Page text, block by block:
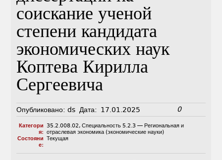
соискание ученой
степени кандидата
экономических наук
Коптева Кирилла
Сергеевича
Опубликовано: ds Дата: 17.01.2025 0
Категори
я:
35.2.008.02, Специальность 5.2.3 — Региональная и
отраслевая экономика (экономические науки)
Состояни
е:
Текущая